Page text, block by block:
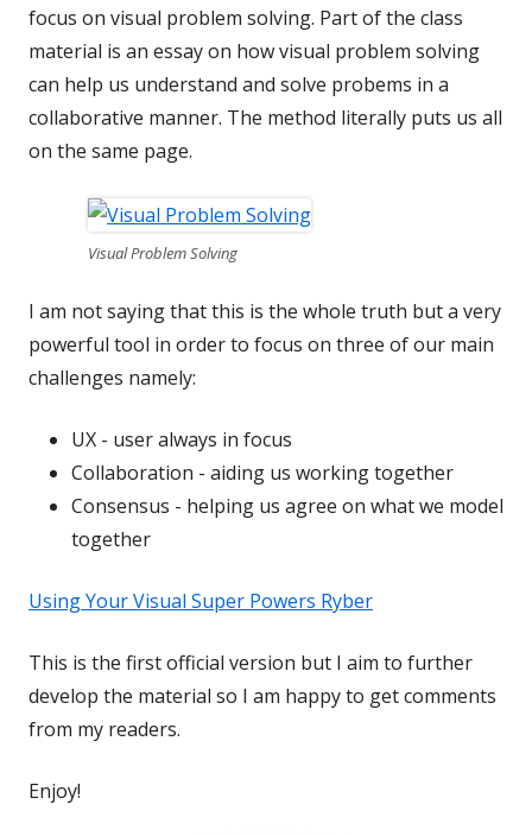
focus on visual problem solving. Part of the class
material is an essay on how visual problem solving
can help us understand and solve probems in a
collaborative manner. The method literally puts us all
on the same page.
Visual Problem Solving
I am not saying that this is the whole truth but a very
powerful tool in order to focus on three of our main
challenges namely:
UX - user always in focus
Collaboration - aiding us working together
Consensus - helping us agree on what we model
together
Using Your Visual Super Powers Ryber
This is the first official version but I aim to further
develop the material so I am happy to get comments
from my readers.
Enjoy!